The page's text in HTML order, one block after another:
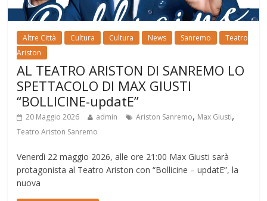
Altre Città Cultura Cultura News Sanremo
Teatro
Ariston
AL TEATRO ARISTON DI SANREMO LO
SPETTACOLO DI MAX GIUSTI
“BOLLICINE-updatE”
20 Maggio 2026 admin Ariston Sanremo, Max Giusti,
Teatro Ariston Sanremo
Venerdì 22 maggio 2026, alle ore 21:00 Max Giusti sarà
protagonista al Teatro Ariston con “Bollicine – updatE”, la
nuova